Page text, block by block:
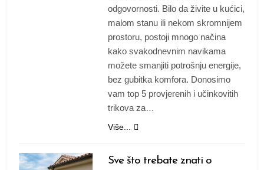
odgovornosti. Bilo da živite u kućici,
malom stanu ili nekom skromnijem
prostoru, postoji mnogo načina
kako svakodnevnim navikama
možete smanjiti potrošnju energije,
bez gubitka komfora. Donosimo
vam top 5 provjerenih i učinkovitih
trikova za…
Više...
Sve što trebate znati o